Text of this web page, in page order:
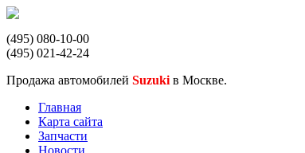
(495) 080-10-00
(495) 021-42-24
Продажа автомобилей Suzuki в Москве.
Главная
Карта сайта
Запчасти
Новости